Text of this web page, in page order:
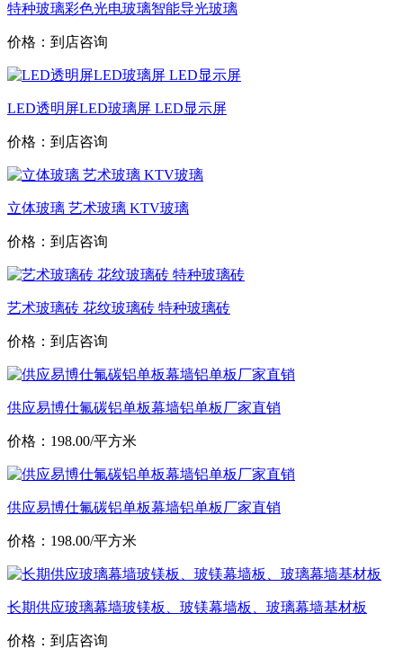
特种玻璃彩色光电玻璃智能导光玻璃
价格：到店咨询
LED透明屏LED玻璃屏 LED显示屏
价格：到店咨询
立体玻璃 艺术玻璃 KTV玻璃
价格：到店咨询
艺术玻璃砖 花纹玻璃砖 特种玻璃砖
价格：到店咨询
供应易博仕氟碳铝单板幕墙铝单板厂家直销
价格：198.00/平方米
供应易博仕氟碳铝单板幕墙铝单板厂家直销
价格：198.00/平方米
长期供应玻璃幕墙玻镁板、玻镁幕墙板、玻璃幕墙基材板
价格：到店咨询